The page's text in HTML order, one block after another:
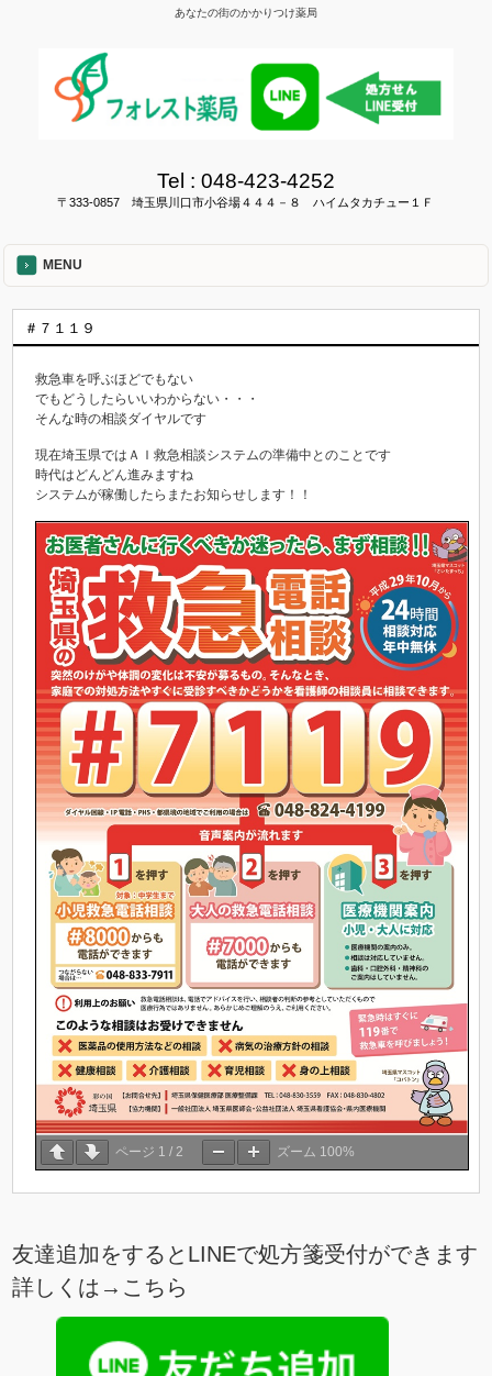
あなたの街のかかりつけ薬局
Tel : 048-423-4252
〒333-0857 埼玉県川口市小谷場４４４－８ ハイムタカチュー１Ｆ
MENU
＃７１１９
救急車を呼ぶほどでもない
でもどうしたらいいわからない・・・
そんな時の相談ダイヤルです
現在埼玉県ではＡＩ救急相談システムの準備中とのことです
時代はどんどん進みますね
システムが稼働したらまたお知らせします！！
ページ 1 / 2 ズーム 100%
友達追加をするとLINEで処方箋受付ができます
詳しくは→ こちら